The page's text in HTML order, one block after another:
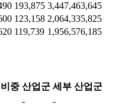
193,875 3,447,463,645
123,158 2,064,335,825
119,739 1,956,576,185
중 산업군 세부 산업군
- -